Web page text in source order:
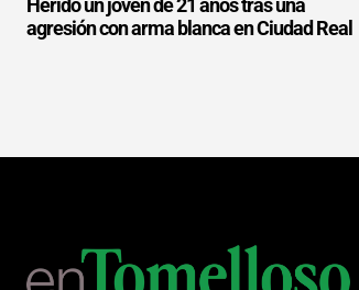
Herido un joven de 21 años tras una
agresión con arma blanca en Ciudad Real